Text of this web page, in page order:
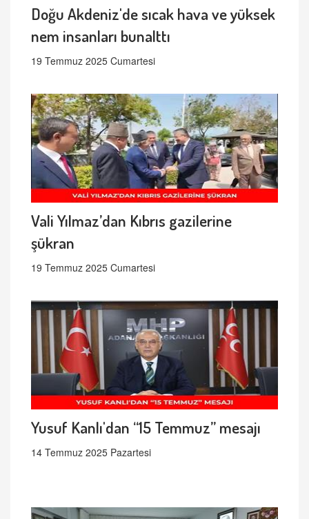
Doğu Akdeniz'de sıcak hava ve yüksek
nem insanları bunalttı
19 Temmuz 2025 Cumartesi
Vali Yılmaz’dan Kıbrıs gazilerine
şükran
19 Temmuz 2025 Cumartesi
Yusuf Kanlı'dan “15 Temmuz” mesajı
14 Temmuz 2025 Pazartesi